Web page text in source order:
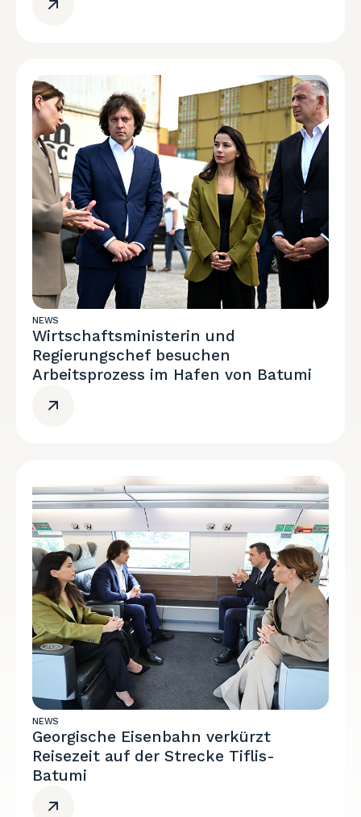
NEWS
Wirtschaftsministerin und
Regierungschef besuchen
Arbeitsprozess im Hafen von Batumi
NEWS
Georgische Eisenbahn verkürzt
Reisezeit auf der Strecke Tiflis-
Batumi